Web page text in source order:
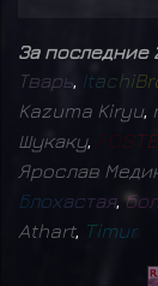
За последние
Тварь ItachiBr
Kazuma Kiryu,
Шукаку, O STE
Ярослав
Блохастая, бол
Athart, Timur